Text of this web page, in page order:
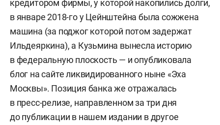
кредитором фирмы, у которой накопились долги,
в январе 2018-го у Цейнштейна была сожжена
машина (за поджог которой потом задержат
Ильдеяркина), а Кузьмина вынесла историю
в федеральную плоскость — и опубликовала
блог на сайте ликвидированного ныне «Эха
Москвы». Позиция банка же отражалась
в пресс-релизе, направленном за три дня
до публикации в нашем издании в другое